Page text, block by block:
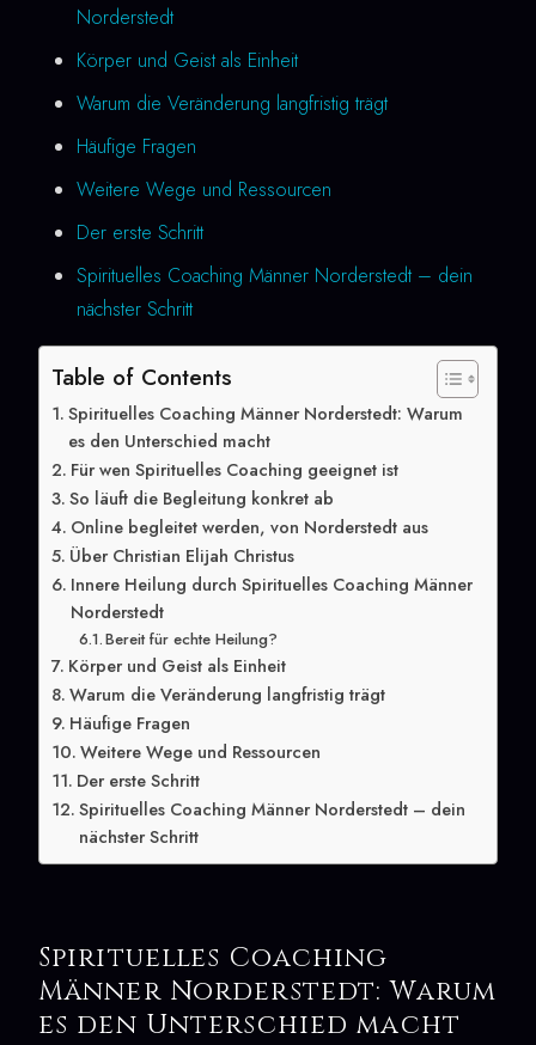
Norderstedt
Körper und Geist als Einheit
Warum die Veränderung langfristig trägt
Häufige Fragen
Weitere Wege und Ressourcen
Der erste Schritt
Spirituelles Coaching Männer Norderstedt – dein
nächster Schritt
Table of Contents
Spirituelles Coaching Männer Norderstedt: Warum
es den Unterschied macht
Für wen Spirituelles Coaching geeignet ist
So läuft die Begleitung konkret ab
Online begleitet werden, von Norderstedt aus
Über Christian Elijah Christus
Innere Heilung durch Spirituelles Coaching Männer
Norderstedt
Bereit für echte Heilung?
Körper und Geist als Einheit
Warum die Veränderung langfristig trägt
Häufige Fragen
Weitere Wege und Ressourcen
Der erste Schritt
Spirituelles Coaching Männer Norderstedt – dein
nächster Schritt
Spirituelles Coaching
Männer Norderstedt: Warum
es den Unterschied macht